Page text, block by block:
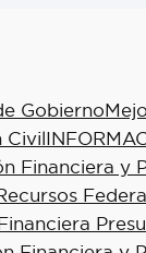
Gobierno
Civil
Financiera y